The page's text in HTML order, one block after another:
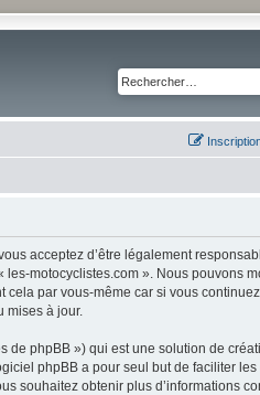
acceptez d’être légalement
motocyclistes.com ». Nous pouvons
par vous-même car si vous
mises à jour.
de phpBB ») qui est une solution de
phpBB a pour seul but de faciliter
souhaitez obtenir plus d’informations